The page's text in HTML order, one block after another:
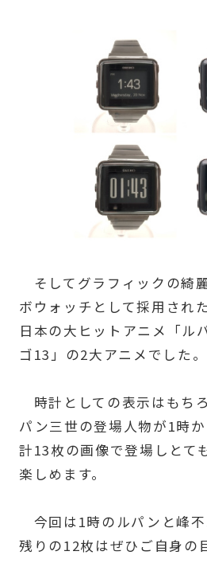
そしてグラフィックの綺
ボウォッチとして採用され
日本の大ヒットアニメ「ル
ゴ13」の2大アニメでした。
時計としての表示はもち
パン三世の登場人物が1時
計13枚の画像で登場しとて
楽しめます。
今回は1時のルパンと峰不
残りの12枚はぜひご自身の